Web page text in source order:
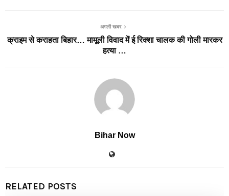
अगली खबर
क्राइम से कराहता बिहार… मामूली विवाद में ई रिक्शा चालक की गोली मारकर
हत्या …
Bihar Now
RELATED POSTS